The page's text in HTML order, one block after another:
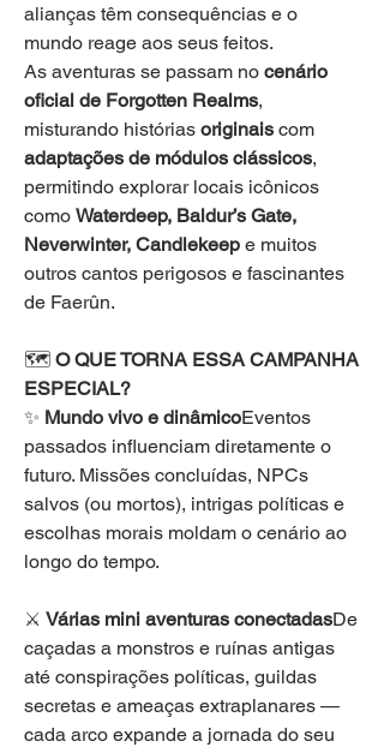
alianças têm consequências e o
mundo reage aos seus feitos.
As aventuras se passam no cenário
oficial de Forgotten Realms,
misturando histórias originais
adaptações de módulos clássicos,
permitindo explorar locais icônicos
como Waterdeep, Baldur’s Gate,
Neverwinter, Candlekeep e muitos
outros cantos perigosos e fascinantes
de Faerûn.
🗺️ O QUE TORNA ESSA CAMPANHA
ESPECIAL?
✨ Mundo vivo e dinâmicoEventos
passados influenciam diretamente o
futuro. Missões concluídas, NPCs
salvos (ou mortos), intrigas políticas e
escolhas morais moldam o cenário ao
longo do tempo.
⚔️ Várias mini aventuras conectadasDe
caçadas a monstros e ruínas antigas
até conspirações políticas, guildas
secretas e ameaças extraplanares —
cada arco expande a jornada do seu